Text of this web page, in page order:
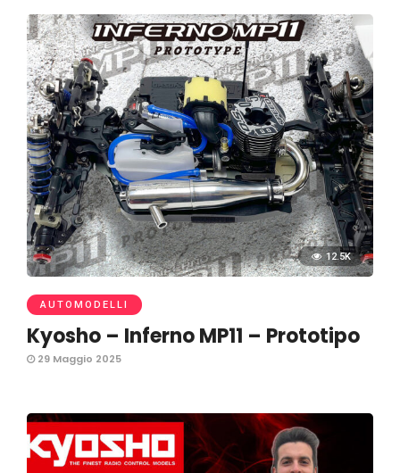
12.5K
AUTOMODELLI
Kyosho – Inferno MP11 – Prototipo
29 Maggio 2025